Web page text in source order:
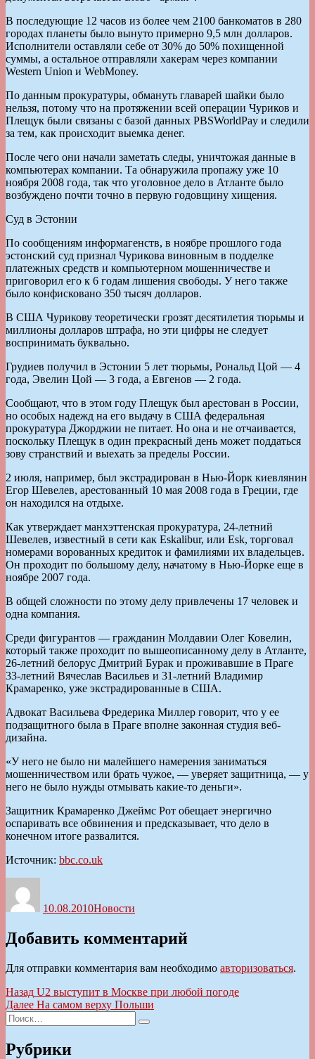
В последующие 12 часов из более чем 2100 банкоматов в 280
городах планеты было вынуто примерно 9,5 млн долларов.
Исполнители оставляли себе от 30% до 50% похищенной
суммы, а остальное отправляли хакерам через компании
Western Union и WebMoney.
По данным прокуратуры, обмануть главарей шайки было
нельзя, потому что на протяжении всей операции Чуриков и
Плещук были связаны с базой данных PBSWorldPay и следили
за тем, как происходит выемка денег.
После чего они начали заметать следы, уничтожая данные в
компьютерах компании. Та обнаружила пропажу уже 10
ноября 2008 года, так что уголовное дело в Атланте было
возбуждено почти точно в первую годовщину хищения.
Суд в Эстонии
По сообщениям информагенств, в ноябре прошлого года
эстонский суд признал Чурикова виновным в подделке
платежных средств и компьютерном мошенничестве и
приговорил его к 6 годам лишения свободы. У него также
было конфисковано 350 тысяч долларов.
В США Чурикову теоретически грозят десятилетия тюрьмы и
миллионы долларов штрафа, но эти цифры не следует
воспринимать буквально.
Грудиев получил в Эстонии 5 лет тюрьмы, Рональд Цой — 4
года, Эвелин Цой — 3 года, а Евгенов — 2 года.
Сообщают, что в этом году Плещук был арестован в России,
но особых надежд на его выдачу в США федеральная
прокуратура Джорджии не питает. Но она и не отчаивается,
поскольку Плещук в один прекрасный день может поддаться
зову странствий и выехать за пределы России.
2 июля, например, был экстрадирован в Нью-Йорк киевлянин
Егор Шевелев, арестованный 10 мая 2008 года в Греции, где
он находился на отдыхе.
Как утверждает манхэттенская прокуратура, 24-летний
Шевелев, известный в сети как Eskalibur, или Esk, торговал
номерами ворованных кредиток и фамилиями их владельцев.
Он проходит по большому делу, начатому в Нью-Йорке еще в
ноябре 2007 года.
В общей сложности по этому делу привлечены 17 человек и
одна компания.
Среди фигурантов — гражданин Молдавии Олег Ковелин,
который также проходит по вышеописанному делу в Атланте,
26-летний белорус Дмитрий Бурак и проживавшие в Праге
33-летний Вячеслав Васильев и 31-летний Владимир
Крамаренко, уже экстрадированные в США.
Адвокат Васильева Фредерика Миллер говорит, что у ее
подзащитного была в Праге вполне законная студия веб-
дизайна.
«У него не было ни малейшего намерения заниматься
мошенничеством или брать чужое, — уверяет защитница, — у
него не было нужды отмывать какие-то деньги».
Защитник Крамаренко Джеймс Рот обещает энергично
оспаривать все обвинения и предсказывает, что дело в
конечном итоге развалится.
Источник: bbc.co.uk
10.08.2010Новости
Добавить комментарий
Для отправки комментария вам необходимо авторизоваться.
Навигация
по
записям
Назад Предыдущая
запись:
U2 выступит в Москве при любой погоде
Далее Следующая
На самом верху Польши
Искать:
Поиск
Рубрики